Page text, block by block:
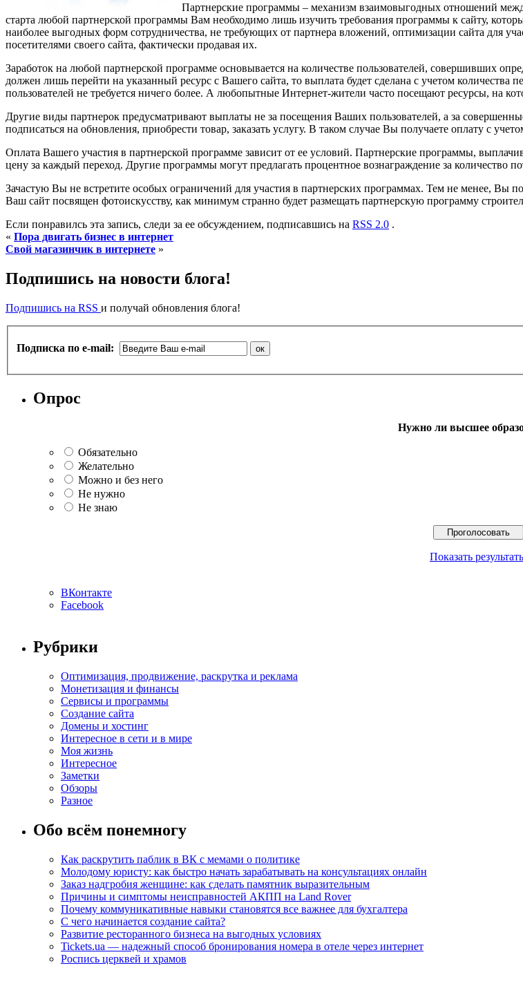
Партнерские программы – механизм взаимовыгодных отношений
старта любой партнерской программы Вам необходимо лишь изучить требования программы к сайту,
наиболее выгодных форм сотрудничества, не требующих от партнера вложений, оптимизации сайта для
посетителями своего сайта, фактически продавая их.
Заработок на любой партнерской программе основывается на количестве пользователей, совершивших
должен лишь перейти на указанный ресурс с Вашего сайта, то выплата будет сделана с учетом количества
пользователей не требуется ничего более. А любопытные Интернет-жители часто посещают ресурсы, на
Другие виды партнерок предусматривают выплаты не за посещения Ваших пользователей, а за
подписаться на обновления, приобрести товар, заказать услугу. В таком случае Вы получаете оплату с
Оплата Вашего участия в партнерской программе зависит от ее условий. Партнерские программы,
цену за каждый переход. Другие программы могут предлагать процентное вознаграждение за количество
Зачастую Вы не встретите особых ограничений для участия в партнерских программах. Тем не менее,
Ваш сайт посвящен фотоискусству, как минимум странно будет размещать партнерскую программу
Если понравилсь эта запись, следи за ее обсуждением, подписавшись на RSS 2.0 .
« Пора двигать бизнес в интернет
Свой магазинчик в интернете »
Подпишись на новости блога!
Подпишись на RSS и получай обновления блога!
Подписка по e-mail:
Опрос
Нужно ли высшее
Обязательно
Желательно
Можно и без него
Не нужно
Не знаю
Показать
ВКонтакте
Facebook
Рубрики
Оптимизация, продвижение, раскрутка и реклама
Монетизация и финансы
Сервисы и программы
Создание сайта
Домены и хостинг
Интересное в сети и в мире
Моя жизнь
Интересное
Заметки
Обзоры
Разное
Обо всём понемногу
Как раскрутить паблик в ВК с мемами о политике
Молодому юристу: как быстро начать зарабатывать на консультациях онлайн
Заказ надгробия женщине: как сделать памятник выразительным
Причины и симптомы неисправностей АКПП на Land Rover
Почему коммуникативные навыки становятся все важнее для бухгалтера
С чего начинается создание сайта?
Развитие ресторанного бизнеса на выгодных условиях
Tickets.ua — надежный способ бронирования номера в отеле через интернет
Роспись церквей и храмов